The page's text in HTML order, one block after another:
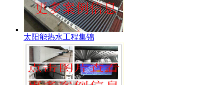
太阳能热水工程集锦